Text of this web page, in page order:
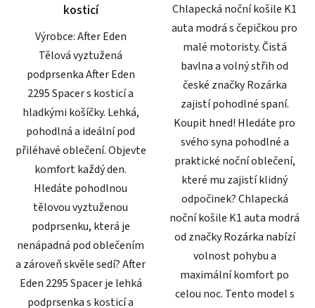
kosticí
Výrobce: After Eden
Tělová vyztužená
podprsenka After Eden
2295 Spacer s kosticí a
hladkými košíčky. Lehká,
pohodlná a ideální pod
přiléhavé oblečení. Objevte
komfort každý den.
Hledáte pohodlnou
tělovou vyztuženou
podprsenku, která je
nenápadná pod oblečením
a zároveň skvěle sedí? After
Eden 2295 Spacer je lehká
podprsenka s kosticí a
Chlapecká noční košile K1
auta modrá s čepičkou pro
malé motoristy. Čistá
bavlna a volný střih od
české značky Rozárka
zajistí pohodlné spaní.
Koupit hned! Hledáte pro
svého syna pohodlné a
praktické noční oblečení,
které mu zajistí klidný
odpočinek? Chlapecká
noční košile K1 auta modrá
od značky Rozárka nabízí
volnost pohybu a
maximální komfort po
celou noc. Tento model s